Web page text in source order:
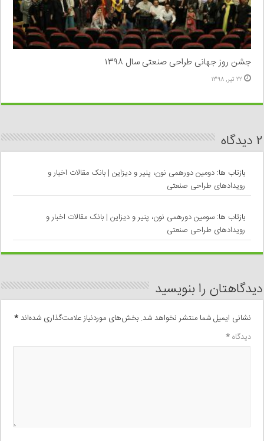
جشن روز جهانی طراحی صنعتی سال ۱۳۹۸
۲۲ تیر, ۱۳۹۸
۲ دیدگاه
بازتاب ها:دومین دورهمی نون، پنیر و دیزاین | بانک مقالات اخبار و
رویدادهای طراحی صنعتی
بازتاب ها:سومین دورهمی نون، پنیر و دیزاین | بانک مقالات اخبار و
رویدادهای طراحی صنعتی
دیدگاهتان را بنویسید
نشانی ایمیل شما منتشر نخواهد شد. بخش‌های موردنیاز علامت‌گذاری شده‌اند*
دیدگاه*